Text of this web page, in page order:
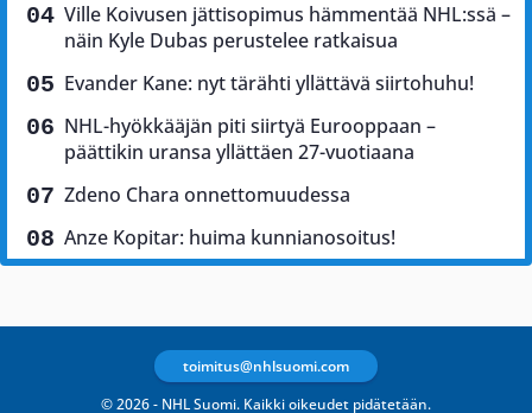
Ville Koivusen jättisopimus hämmentää NHL:ssä –
näin Kyle Dubas perustelee ratkaisua
Evander Kane: nyt tärähti yllättävä siirtohuhu!
NHL-hyökkääjän piti siirtyä Eurooppaan –
päättikin uransa yllättäen 27-vuotiaana
Zdeno Chara onnettomuudessa
Anze Kopitar: huima kunnianosoitus!
© 2026 - NHL Suomi. Kaikki oikeudet pidätetään.
toimitus@nhlsuomi.com